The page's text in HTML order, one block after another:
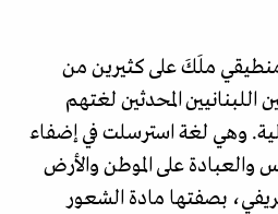
ملَكَ على كثيرين من
اللبنانيين المحدثين لغتهم
وهي لغة استرسلت في إضفاء
والعبادة على الموطن والأرض
بصفتها مادة الشعور